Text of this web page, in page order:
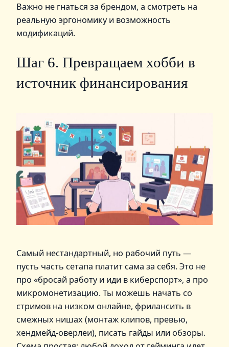
Важно не гнаться за брендом, а смотреть на
реальную эргономику и возможность
модификаций.
Шаг 6. Превращаем хобби в
источник финансирования
Самый нестандартный, но рабочий путь —
пусть часть сетапа платит сама за себя. Это не
про «бросай работу и иди в киберспорт», а про
микромонетизацию. Ты можешь начать со
стримов на низком онлайнe, фрилансить в
смежных нишах (монтаж клипов, превью,
хендмейд-оверлеи), писать гайды или обзоры.